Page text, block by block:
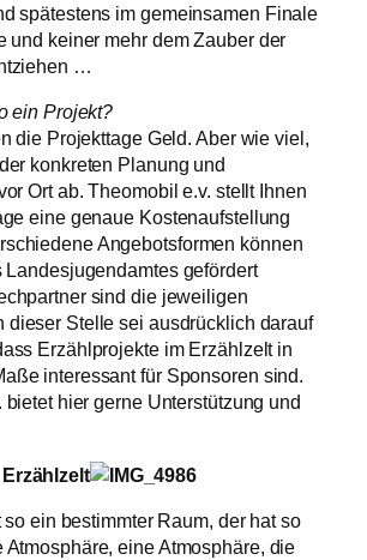
spätestens im gemeinsamen Finale
und keiner mehr dem Zauber der
…
ein Projekt?
die Projekttage Geld. Aber wie viel,
konkreten Planung und
Ort ab. Theomobil e.v. stellt Ihnen
eine genaue Kostenaufstellung
Angebotsformen können
Landesjugendamtes gefördert
sind die jeweiligen
dieser Stelle sei ausdrücklich darauf
Erzählprojekte im Erzählzelt in
interessant für Sponsoren sind.
hier gerne Unterstützung und
so ein bestimmter Raum, der hat so
Atmosphäre, eine Atmosphäre, die